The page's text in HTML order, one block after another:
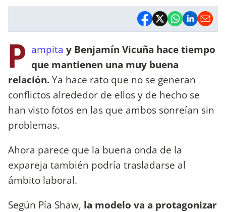
P ampita y Benjamín Vicuña hace tiempo
que mantienen una muy buena
relación.Ya hace rato que no se generan
conflictos alrededor de ellos y de hecho se
han visto fotos en las que ambos sonreían sin
problemas.
Ahora parece que la buena onda de la
expareja también podría trasladarse al
ámbito laboral.
Según Pía Shaw, la modelo va a protagonizar